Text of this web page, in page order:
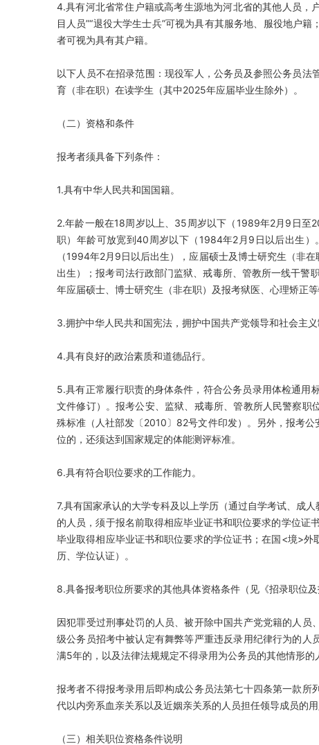
4.具有河北省常住户籍或高考生源地为河北省的其他人员
目人员”“退役大学生士兵”可视为具有其服务地、服役地户
者可视为具有其户籍。
以下人员不在招录范围：现役军人，公务员及参照公务员
育（非在职）在读学生（其中2025年应届毕业生除外）。
（二）资格和条件
报考者须具备下列条件：
1.具有中华人民共和国国籍。
2.年龄一般在18周岁以上、35周岁以下（1989年2月9日
职）年龄可放宽到40周岁以下（1984年2月9日以后出生
（1994年2月9日以后出生），应届硕士及博士研究生（非
出生）；报考司法行政部门监狱、戒毒所、管教所一线干
年应届硕士、博士研究生（非在职）及报考狱医、心理矫正
3.拥护中华人民共和国宪法，拥护中国共产党领导和社会主义
4.具有良好的政治素质和道德品行。
5.具有正常履行职责的身体条件，符合公务员录用体检通
文件修订）。报考公安、监狱、戒毒所、管教所人民警察
殊标准（人社部发〔2010〕82号文件印发）。另外，报考
位的，还须达到国家规定的体能测评标准。
6.具有符合职位要求的工作能力。
7.具有国家承认的大学专科及以上学历（通过自学考试、成
的人员，须于报名前取得相应毕业证书和职位要求的学位
毕业取得相应毕业证书和职位要求的学位证书；在国<境>
历、学位认证）。
8.具备报考职位所要求的其他具体资格条件（见《招录职位及
因犯罪受过刑事处罚的人员、被开除中国共产党党籍的人
级公务员招考中被认定有舞弊等严重违反录用纪律行为的
满5年的，以及法律法规规定不得录用为公务员的其他情形的
报考者不得报考录用后即构成公务员法第七十四条第一款
代以内旁系血亲关系以及近姻亲关系的人员担任领导成员的用
（三）相关职位资格条件说明